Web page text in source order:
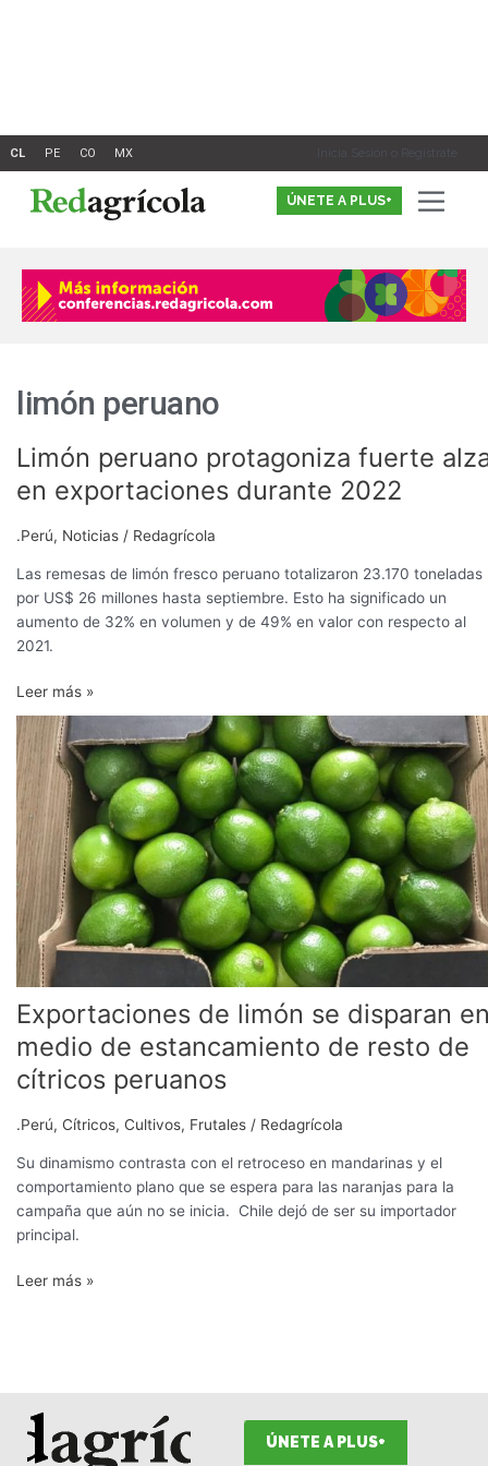
Inicia Sesión o Registrate
ÚNETE A PLUS+
limón peruano
Limón peruano protagoniza fuerte
en exportaciones durante 2022
.Perú, Noticias / Redagrícola
Las remesas de limón fresco peruano totalizaron 23.170 toneladas
por US$ 26 millones hasta septiembre. Esto ha significado un
aumento de 32% en volumen y de 49% en valor con respecto al
2021.
Limón
protagoniza
fuerte
en
exportaciones
durante
2022
Leer más »
Exportaciones de limón se disparan
medio de estancamiento de resto de
cítricos peruanos
.Perú, Cítricos, Cultivos, Frutales / Redagrícola
Su dinamismo contrasta con el retroceso en mandarinas y el
comportamiento plano que se espera para las naranjas para la
campaña que aún no se inicia. Chile dejó de ser su importador
principal.
Exportaciones
de
limón
se
disparan
en
medio
de
estancamiento
de
resto
de
cítricos
peruanos
Leer más »
ÚNETE A PLUS+